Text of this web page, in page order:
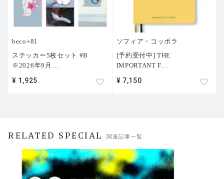
beco+81
ステッカー5枚セット #B
※2026年9月 …
¥ 1,925
ソフィア・コッポラ
[予約受付中] THE
IMPORTANT F…
¥ 7,150
RELATED SPECIAL 関連記事一覧